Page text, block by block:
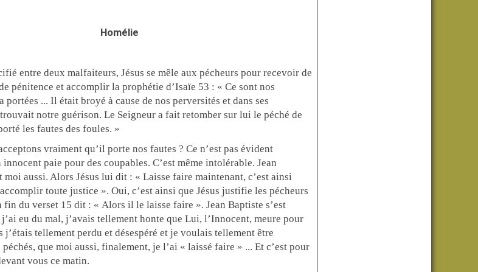
Homélie
entre deux malfaiteurs, Jésus se mêle aux pécheurs pour recevoir de
pénitence et accomplir la prophétie d’Isaïe 53 : « Ce sont nos
portées ... Il était broyé à cause de nos perversités et dans ses
notre guérison. Le Seigneur a fait retomber sur lui le péché de
les fautes des foules. »
vraiment qu’il porte nos fautes ? Ce n’est pas évident
innocent paie pour des coupables. C’est même intolérable. Jean
moi aussi. Alors Jésus lui dit : « Laisse faire maintenant, c’est ainsi
toute justice ». Oui, c’est ainsi que Jésus justifie les pécheurs
fin du verset 15 dit : « Alors il le laisse faire ». Jean Baptiste s’est
eu du mal, j’avais tellement honte que Lui, l’Innocent, meure pour
j’étais tellement perdu et désespéré et je voulais tellement être
péchés, que moi aussi, finalement, je l’ai « laissé faire » ... Et c’est pour
vous ce matin.